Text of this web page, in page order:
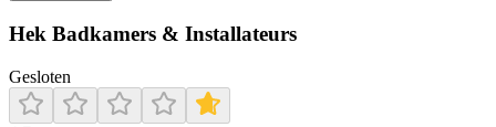
Hek Badkamers & Installateurs
Gesloten